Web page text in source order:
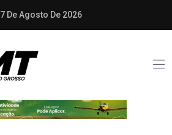
7 De Agosto De 2026